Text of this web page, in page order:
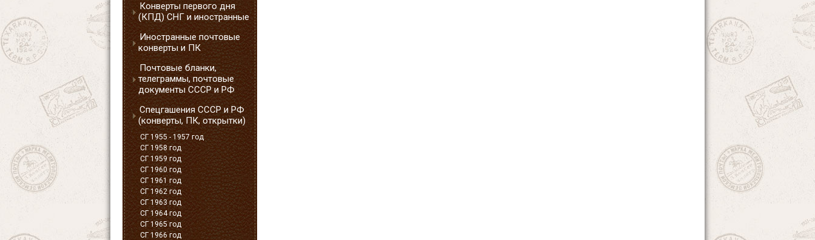
Конверты первого дня
(КПД) СНГ и иностранные
Иностранные почтовые
конверты и ПК
Почтовые бланки,
телеграммы, почтовые
документы СССР и РФ
Спецгашения СССР и РФ
(конверты, ПК, открытки)
СГ 1955 - 1957 год
СГ 1958 год
СГ 1959 год
СГ 1960 год
СГ 1961 год
СГ 1962 год
СГ 1963 год
СГ 1964 год
СГ 1965 год
СГ 1966 год